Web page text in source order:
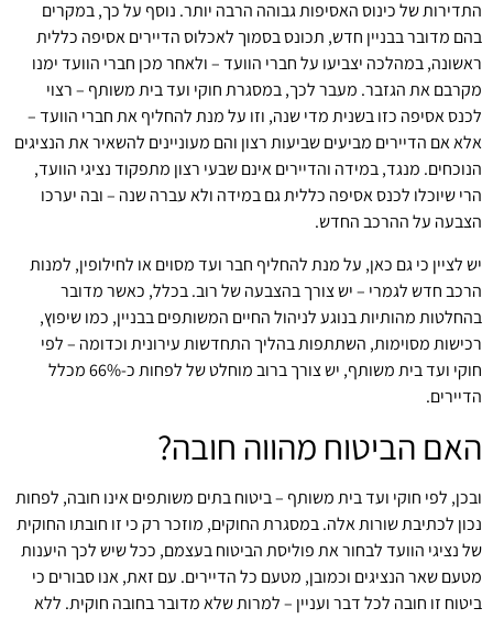
התדירות של כינוס האסיפות גבוהה הרבה יותר. נוסף על כך, במקרים
בהם מדובר בבניין חדש, תכונס בסמוך לאכלוס הדיירים אסיפה כללית
ראשונה, במהלכה יצביעו על חברי הוועד – ולאחר מכן חברי הוועד ימנו
מקרבם את הגזבר. מעבר לכך, במסגרת חוקי ועד בית משותף – רצוי
לכנס אסיפה כזו בשנית מדי שנה, וזו על מנת להחליף את חברי הוועד –
אלא אם הדיירים מביעים שביעות רצון והם מעוניינים להשאיר את הנציגים
הנוכחים. מנגד, במידה והדיירים אינם שבעי רצון מתפקוד נציגי הוועד,
הרי שיוכלו לכנס אסיפה כללית גם במידה ולא עברה שנה – ובה יערכו
הצבעה על ההרכב החדש.
יש לציין כי גם כאן, על מנת להחליף חבר ועד מסוים או לחילופין, למנות
הרכב חדש לגמרי – יש צורך בהצבעה של רוב. בכלל, כאשר מדובר
בהחלטות מהותיות בנוגע לניהול החיים המשותפים בבניין, כמו שיפוץ,
רכישות מסוימות, השתתפות בהליך התחדשות עירונית וכדומה – לפי
חוקי ועד בית משותף, יש צורך ברוב מוחלט של לפחות כ-66% מכלל
הדיירים.
האם הביטוח מהווה חובה?
ובכן, לפי חוקי ועד בית משותף – ביטוח בתים משותפים אינו חובה, לפחות
נכון לכתיבת שורות אלה. במסגרת החוקים, מוזכר רק כי זו חובתו החוקית
של נציגי הוועד לבחור את פוליסת הביטוח בעצמם, ככל שיש לכך היענות
מטעם שאר הנציגים וכמובן, מטעם כל הדיירים. עם זאת, אנו סבורים כי
ביטוח זו חובה לכל דבר ועניין – למרות שלא מדובר בחובה חוקית. ללא